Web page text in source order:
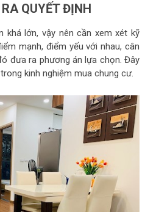
QUYẾT ĐỊNH
khá lớn, vậy nên cần xem xét kỹ
mạnh, điểm yếu với nhau, cân
đưa ra phương án lựa chọn. Đây
kinh nghiệm mua chung cư.